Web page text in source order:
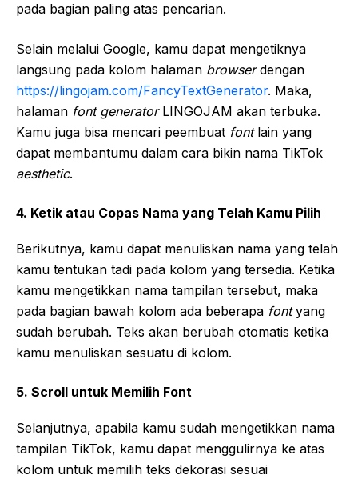
pada bagian paling atas pencarian.
Selain melalui Google, kamu dapat mengetiknya
langsung pada kolom halaman browserdengan
https://lingojam.com/FancyTextGenerator. Maka,
halaman font generatorLINGOJAM akan terbuka.
Kamu juga bisa mencari peembuat fontlain yang
dapat membantumu dalam cara bikin nama TikTok
aesthetic.
4. Ketik atau Copas Nama yang Telah Kamu Pilih
Berikutnya, kamu dapat menuliskan nama yang telah
kamu tentukan tadi pada kolom yang tersedia. Ketika
kamu mengetikkan nama tampilan tersebut, maka
pada bagian bawah kolom ada beberapa fontyang
sudah berubah. Teks akan berubah otomatis ketika
kamu menuliskan sesuatu di kolom.
5. Scroll untuk Memilih Font
Selanjutnya, apabila kamu sudah mengetikkan nama
tampilan TikTok, kamu dapat menggulirnya ke atas
kolom untuk memilih teks dekorasi sesuai